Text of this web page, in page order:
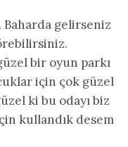
Baharda gelirseniz
bir oyun parkı
için çok güzel
ki bu odayı biz
kullandık desem